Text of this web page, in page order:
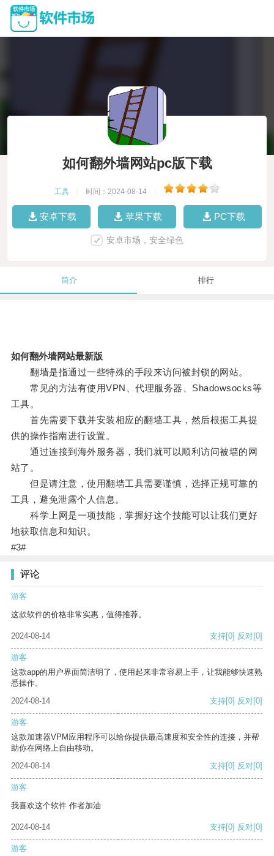
如何翻外墙网站pc版下载
工具 时间：2024-08-14
安卓下载 苹果下载 PC下载
安卓市场，安全绿色
简介 排行
如何翻外墙网站最新版
翻墙是指通过一些特殊的手段来访问被封锁的网站。
常见的方法有使用VPN、代理服务器、Shadowsocks等
工具。
首先需要下载并安装相应的翻墙工具，然后根据工具提
供的操作指南进行设置。
通过连接到海外服务器，我们就可以顺利访问被墙的网
站了。
但是请注意，使用翻墙工具需要谨慎，选择正规可靠的
工具，避免泄露个人信息。
科学上网是一项技能，掌握好这个技能可以让我们更好
地获取信息和知识。
#3#
评论
游客
这款软件的价格非常实惠，值得推荐。
2024-08-14 支持[0] 反对[0]
游客
这款app的用户界面简洁明了，使用起来非常容易上手，让我能够快速熟
悉操作。
2024-08-14
支持[0] 反对[0]
游客
这款加速器VPM应用程序可以给你提供最高速度和安全性的连接，并帮
助你在网络上自由移动。
2024-08-14
支持[0] 反对[0]
游客
我喜欢这个软件 作者加油
2024-08-14 支持[0] 反对[0]
游客